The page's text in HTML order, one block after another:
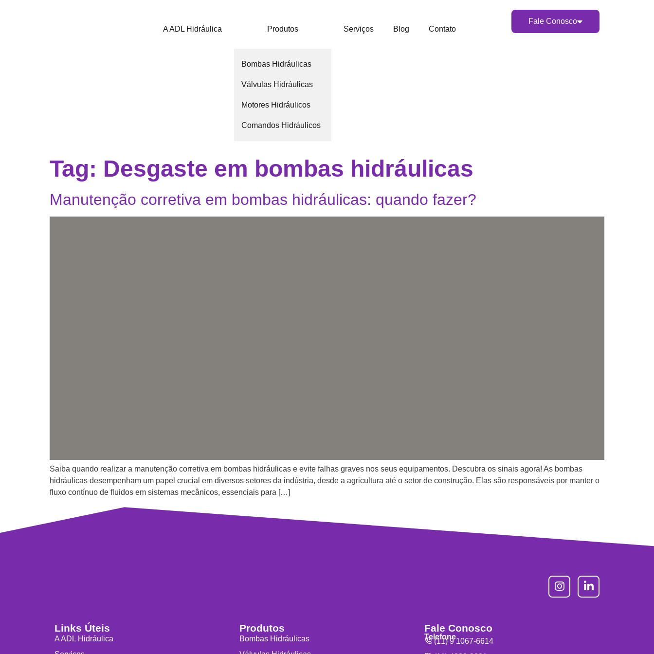
A ADL Hidráulica Produtos
Bombas Hidráulicas
Válvulas Hidráulicas
Motores Hidráulicos
Comandos Hidráulicos
Serviços Blog Contato
Fale Conosco
Tag: Desgaste em bombas hidráulicas
Manutenção corretiva em bombas hidráulicas: quando fazer?
Saiba quando realizar a manutenção corretiva em bombas hidráulicas e evite falhas graves nos seus equipamentos. Descubra os sinais agora! As bombas
hidráulicas desempenham um papel crucial em diversos setores da indústria, desde a agricultura até o setor de construção. Elas são responsáveis por manter o
fluxo contínuo de fluidos em sistemas mecânicos, essenciais para […]
Links Úteis
A ADL Hidráulica
Produtos
Bombas Hidráulicas
Fale Conosco
Telefone
(11) 9 1067-6614